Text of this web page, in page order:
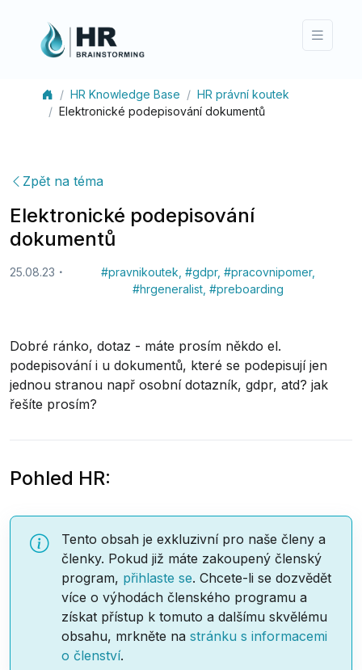
HR Knowledge Base
HR právní koutek
Elektronické podepisování dokumentů
Zpět na téma
Elektronické podepisování
dokumentů
25.08.23 #pravnikoutek #gdpr, #pracovnipomer,
#hrgeneralist, #preboarding
Dobré ránko, dotaz - máte prosím někdo el.
podepisování i u dokumentů, které se podepisují jen
jednou stranou např osobní dotazník, gdpr, atd? jak
řešíte prosím?
Pohled HR:
Tento obsah je exkluzivní pro naše členy a
členky. Pokud již máte zakoupený členský
program, přihlaste se. Chcete-li se dozvědět
více o výhodách členského programu a
získat přístup k tomuto a dalšímu skvělému
obsahu, mrkněte na stránku s informacemi
o členství.